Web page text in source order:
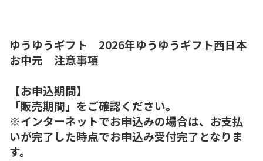
ゆうゆうギフト 2026年ゆうゆうギフト西日本
お中元 注意事項
【お申込期間】
「販売期間」をご確認ください。
※インターネットでお申込みの場合は、お支払
いが完了した時点でお申込み受付完了となりま
す。